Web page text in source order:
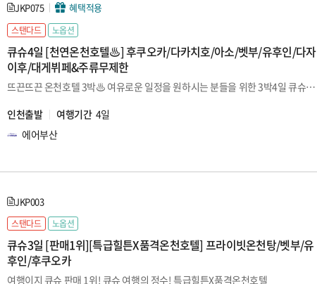
JKP075 혜택적용
스탠다드 노옵션
큐슈4일 [천연온천호텔♨] 후쿠오카/다카치호/아소/벳부/유후인/다자
이후/대게뷔페&주류무제한
뜨끈뜨끈 온천호텔 3박♨ 여유로운 일정을 원하시는 분들을 위한 3박4일 큐슈여행!
인천출발
여행기간 4일
에어부산
JKP003
스탠다드 노옵션
큐슈3일 [판매1위][특급힐튼X품격온천호텔] 프라이빗온천탕/벳부/유
후인/후쿠오카
여행이지 큐슈 판매 1위! 큐슈 여행의 정수! 특급힐튼X품격온천호텔